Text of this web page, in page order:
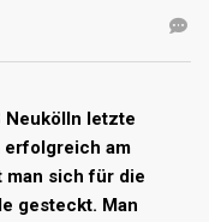
Neukölln letzte
erfolgreich am
man sich für die
gesteckt. Man